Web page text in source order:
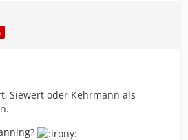
Siewert oder Kehrmann als